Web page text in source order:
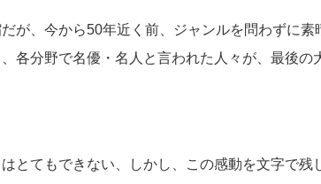
が、今から50年近く前、ジャンルを問わずに素
各分野で名優・名人と言われた人々が、最後の
とてもできない、しかし、この感動を文字で残